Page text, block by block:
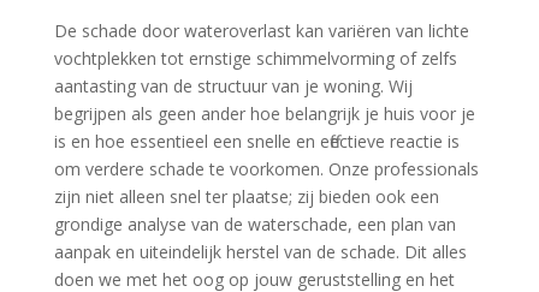
De schade door wateroverlast kan variëren van lichte
vochtplekken tot ernstige schimmelvorming of zelfs
aantasting van de structuur van je woning.​ Wij
begrijpen als geen ander hoe belangrijk je huis voor je
is en hoe essentieel een snelle en effectieve reactie is
om verdere schade te voorkomen.​ Onze professionals
zijn niet alleen snel ter plaatse; zij bieden ook een
grondige analyse van de waterschade, een plan van
aanpak en uiteindelijk herstel van de schade.​ Dit alles
doen we met het oog op jouw geruststelling en het